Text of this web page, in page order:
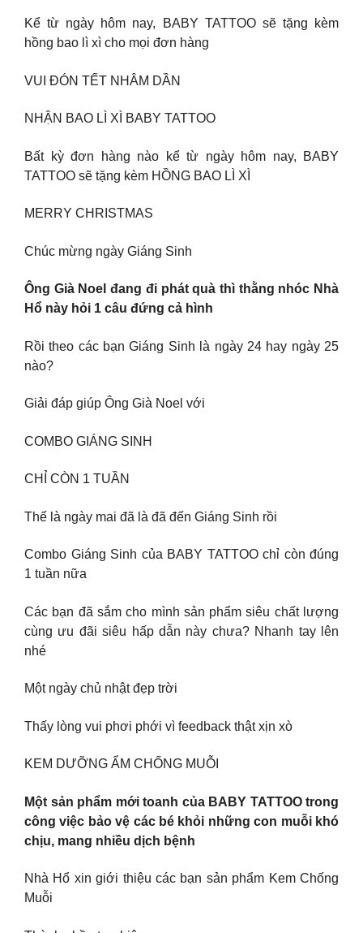
Kể từ ngày hôm nay, BABY TATTOO sẽ tặng kèm
hồng bao lì xì cho mọi đơn hàng
VUI ĐÓN TẾT NHÂM DẦN
NHẬN BAO LÌ XÌ BABY TATTOO
Bất kỳ đơn hàng nào kể từ ngày hôm nay, BABY
TATTOO sẽ tặng kèm HỒNG BAO LÌ XÌ
MERRY CHRISTMAS
Chúc mừng ngày Giáng Sinh
Ông Già Noel đang đi phát quà thì thằng nhóc Nhà
Hổ này hỏi 1 câu đứng cả hình
Rồi theo các bạn Giáng Sinh là ngày 24 hay ngày 25
nào?
Giải đáp giúp Ông Già Noel với
COMBO GIÁNG SINH
CHỈ CÒN 1 TUẦN
Thế là ngày mai đã là đã đến Giáng Sinh rồi
Combo Giáng Sinh của BABY TATTOO chỉ còn đúng
1 tuần nữa
Các bạn đã sắm cho mình sản phẩm siêu chất lượng
cùng ưu đãi siêu hấp dẫn này chưa? Nhanh tay lên
nhé
Một ngày chủ nhật đẹp trời
Thấy lòng vui phơi phới vì feedback thật xịn xò
KEM DƯỠNG ẨM CHỐNG MUỖI
Một sản phẩm mới toanh của BABY TATTOO trong
công việc bảo vệ các bé khỏi những con muỗi khó
chịu, mang nhiều dịch bệnh
Nhà Hổ xin giới thiệu các bạn sản phẩm Kem Chống
Muỗi